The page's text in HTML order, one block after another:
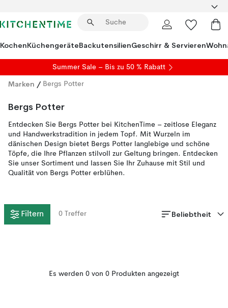
KochenKüchengeräteBackutensilienGeschirr & Servieren
Summer Sale – Bis zu 50 % Rabatt
Marken / Bergs Potter
Bergs Potter
Entdecken Sie Bergs Potter bei KitchenTime – zeitlose Eleganz
und Handwerkstradition in jedem Topf. Mit Wurzeln im
dänischen Design bietet Bergs Potter langlebige und schöne
Töpfe, die Ihre Pflanzen stilvoll zur Geltung bringen. Entdecken
Sie unser Sortiment und lassen Sie Ihr Zuhause mit Stil und
Qualität von Bergs Potter erblühen.
Filtern 0 Treffer Beliebtheit
Es werden 0 von 0 Produkten angezeigt